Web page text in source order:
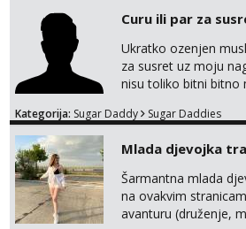
Ako ti nedostaje
muškarac koji će se
zadovoljstvu,
oboje t...
Curu ili par za
Ukratko ozenjen
za susret uz moju
nisu toliko bitni bitno
jave na mail . Molim
necete pozalit
Kategorija: Sugar Daddy Sugar Daddies
Mlada djevojka
Šarmantna mlada
na ovakvim
avanturu (druženje,